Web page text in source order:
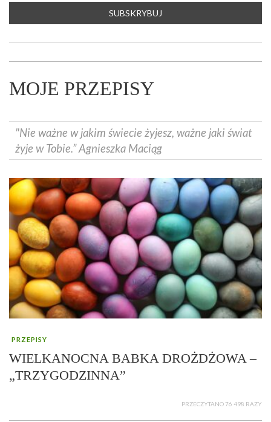
MOJE PRZEPISY
"Nie ważne w jakim świecie żyjesz, ważne jaki świat
żyje w Tobie.” Agnieszka Maciąg
PRZEPISY
WIELKANOCNA BABKA DROŻDŻOWA –
„TRZYGODZINNA”
PRZECZYTANO 76 498 RAZY